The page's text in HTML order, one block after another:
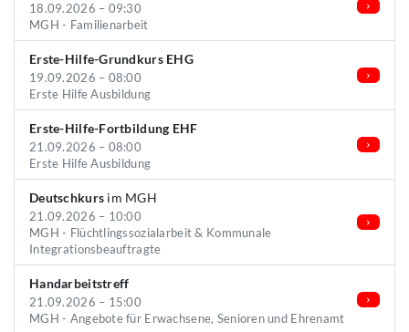
18.09.2026 – 09:30
MGH - Familienarbeit
Erste-Hilfe-Grundkurs EHG
19.09.2026 – 08:00
Erste Hilfe Ausbildung
Erste-Hilfe-Fortbildung EHF
21.09.2026 – 08:00
Erste Hilfe Ausbildung
Deutschkurs im MGH
21.09.2026 – 10:00
MGH - Flüchtlingssozialarbeit & Kommunale
Integrationsbeauftragte
Handarbeitstreff
21.09.2026 – 15:00
MGH - Angebote für Erwachsene, Senioren und Ehrenamt